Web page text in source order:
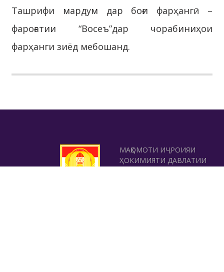
Ташрифи мардум дар боғи фарҳангӣ –
фароғатии “Восеъ”дар чорабиниҳои
фарҳанги зиёд мебошанд.
МАҚОМОТИ ИҶРОИЯИ
ҲОКИМИЯТИ ДАВЛАТИИ